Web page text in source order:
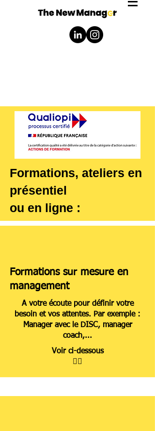
Formations, ateliers en
présentiel
ou en ligne :
Formations sur mesure en
management
A votre écoute pour définir votre
besoin et vos attentes. Par exemple :
Manager avec le DISC, manager
coach,...
Voir ci-dessous
👇🏿